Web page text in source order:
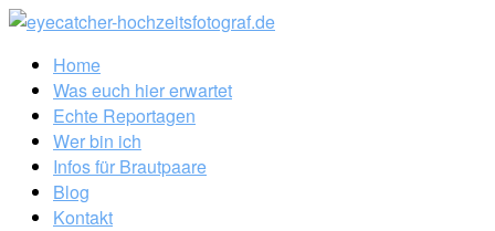
Home
Was euch hier erwartet
Echte Reportagen
Wer bin ich
Infos für Brautpaare
Blog
Kontakt